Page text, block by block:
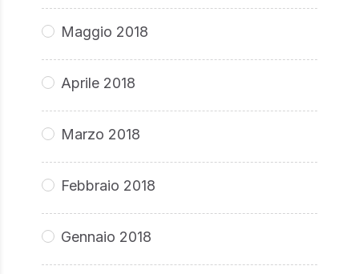
Maggio 2018
Aprile 2018
Marzo 2018
Febbraio 2018
Gennaio 2018